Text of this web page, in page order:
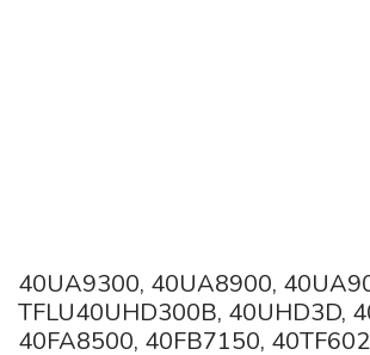
40UA9300, 40UA8900,
TFLU40UHD300B, 40UHD3D,
40FA8500, 40FB7150,